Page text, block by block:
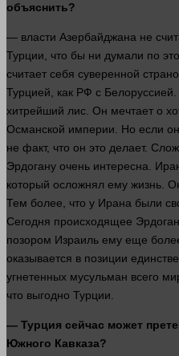
объяснить?
— власти Азербайджана не
Турции, что бы ни думали по
считает себя суверенной
Турцией, как РФ с Белоруссией.
хитрейший лис. Он мечтает о
Османской империи. Но если он
не факт, что он это делает.
Эрдогану очень интересна.
который осложнял ему жизнь .
Тем более, что у Ирана были
Сегодня происходящее
позором Израиль ему еще
оказывается в позиции
угнетенных мусульман всего
что выгодно Турции.
— Турция сейчас может
Южного Кавказа?